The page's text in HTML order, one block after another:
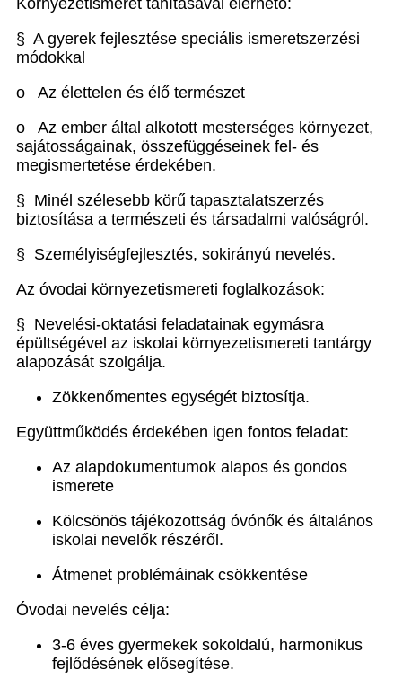
§ A gyerek fejlesztése speciális ismeretszerzési
módokkal
o Az élettelen és élő természet
o Az ember által alkotott mesterséges környezet,
sajátosságainak, összefüggéseinek fel- és
megismertetése érdekében.
§ Minél szélesebb körű tapasztalatszerzés
biztosítása a természeti és társadalmi valóságról.
§ Személyiségfejlesztés, sokirányú nevelés.
Az óvodai környezetismereti foglalkozások:
§ Nevelési-oktatási feladatainak egymásra
épültségével az iskolai környezetismereti tantárgy
alapozását szolgálja.
Zökkenőmentes egységét biztosítja.
Együttműködés érdekében igen fontos feladat:
Az alapdokumentumok alapos és gondos
ismerete
Kölcsönös tájékozottság óvónők és általános
iskolai nevelők részéről.
Átmenet problémáinak csökkentése
Óvodai nevelés célja:
3-6 éves gyermekek sokoldalú, harmonikus
fejlődésének elősegítése.